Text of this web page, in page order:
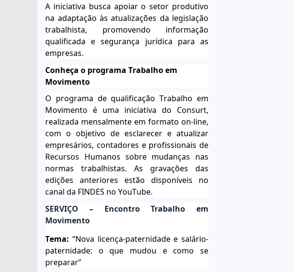
A iniciativa busca apoiar o setor produtivo
na adaptação às atualizações da legislação
trabalhista, promovendo informação
qualificada e segurança jurídica para as
empresas.
Conheça o programa Trabalho em
Movimento
O programa de qualificação Trabalho em
Movimento é uma iniciativa do Consurt,
realizada mensalmente em formato on-line,
com o objetivo de esclarecer e atualizar
empresários, contadores e profissionais de
Recursos Humanos sobre mudanças nas
normas trabalhistas. As gravações das
edições anteriores estão disponíveis no
canal da FINDES no YouTube.
SERVIÇO – Encontro Trabalho em
Movimento
Tema: “Nova licença-paternidadee salário-
paternidade: o que mudou e como se
preparar”